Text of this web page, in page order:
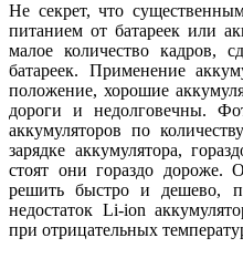
Не секрет, что
питанием от батареек или
малое количество кадров,
батареек. Применение
положение, хорошие
дороги и недолговечны.
аккумуляторов по
зарядке аккумулятора,
стоят они гораздо дороже.
решить быстро и дешево,
недостаток Li-ion
при отрицательных